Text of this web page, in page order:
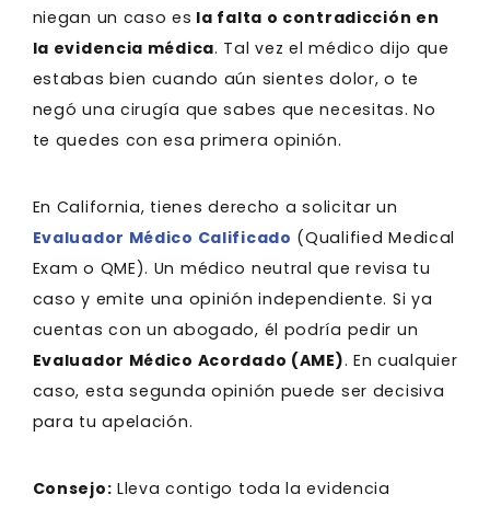
niegan un caso es la falta o contradicción en
la evidencia médica. Tal vez el médico dijo que
estabas bien cuando aún sientes dolor, o te
negó una cirugía que sabes que necesitas. No
te quedes con esa primera opinión.
En California, tienes derecho a solicitar un
Evaluador Médico Calificado (Qualified Medical
Exam o QME). Un médico neutral que revisa tu
caso y emite una opinión independiente. Si ya
cuentas con un abogado, él podría pedir un
Evaluador Médico Acordado (AME). En cualquier
caso, esta segunda opinión puede ser decisiva
para tu apelación.
Consejo: Lleva contigo toda la evidencia